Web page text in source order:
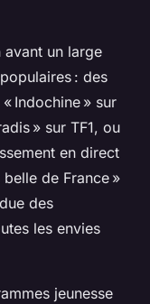
avant un large
: des
Indochine » sur
» sur TF1, ou
en direct
de France »
des
les envies
jeunesse